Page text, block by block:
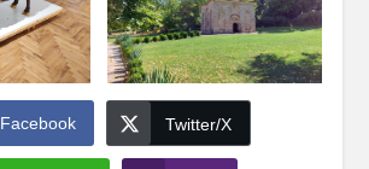
Facebook Twitter/X